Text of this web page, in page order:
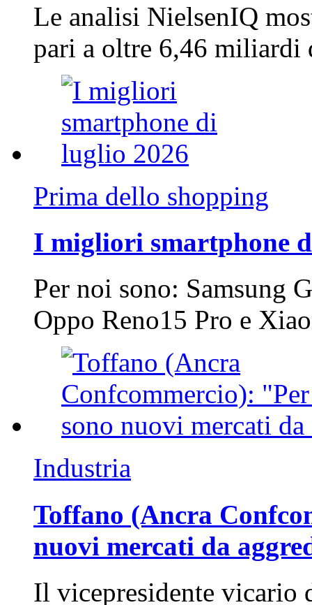
Le analisi NielsenIQ
pari a oltre 6,46
Prima dello shopping
I migliori smartphone
Per noi sono: Samsung
Oppo Reno15 Pro e
Industria
Toffano (Ancra
nuovi mercati da
Il vicepresidente vicario